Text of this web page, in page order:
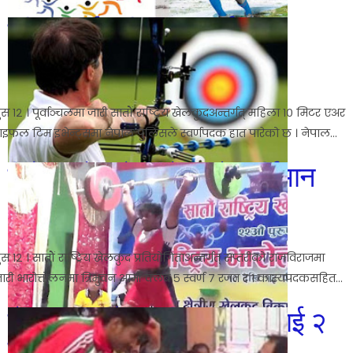
पुलिसलाई सुटिङमा स्वर्ण
No comments
5:29 AM
१२ । पूर्वाञ्चलमा जारी सातौं राष्ट्रिय खेलकुदअन्तर्गत् महिला १० मिटर एअर
टिम इभेन्ट्समा नेपाल पुलिसले स्वर्णपदक हात पारेको छ । नेपाल...
दिनेश श्रेष्ठले जिते नयाँ कीर्तिमान
No comments
5:28 AM
१२ । सातौं राष्ट्रिय खेलकुद प्रतियोगिताअन्तर्गत् सप्तरीको राजविराजमा
भारोत्तोलनमा त्रिभुवन आर्मी क्लब ५ स्वर्ण ७ रजत र १ कास्यपदकसहित...
सेपाकताक्रोमा पश्चिमाञ्चललाई २